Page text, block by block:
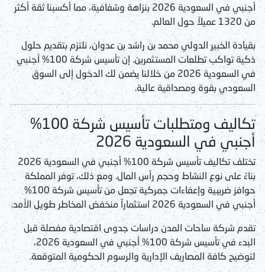
أجنبي في السعودية 2026
بنزاهة وشفافية، مما أكسبنا ثقة أكثر
من 1320 عميلاً حول العالم.
بقيادة الخبير الدولي محمد بن راشد بن عدوان، نلتزم بتقديم حلول
ذكية تواكب تطلعات المستثمرين. إن
تأسيس شركة 100% أجنبي
في السعودية 2026
من خلالنا يضمن لك الدخول إلى السوق
السعودي بقوة ومصداقية عالية.
تكاليف ومتطلبات تأسيس شركة 100%
أجنبي في السعودية 2026
تختلف تكاليفتأسيس شركة 100% أجنبي في السعودية 2026
بناءً على نوع النشاط وحجم رأس المال. ومع ذلك، توفر المملكة
حوافز ضريبية وإعفاءات جمركية تجعل من
تأسيس شركة 100%
أجنبي في السعودية 2026
استثماراً منخفض المخاطر طويل الأمد.
تقدم شركة ساحات المدن دراسات جدوى اقتصادية مفصلة قبل
البدء فيتأسيس شركة 100% أجنبي في السعودية 2026
،
لتوضيح كافة المصاريف الإدارية والرسوم الحكومية المتوقعة.